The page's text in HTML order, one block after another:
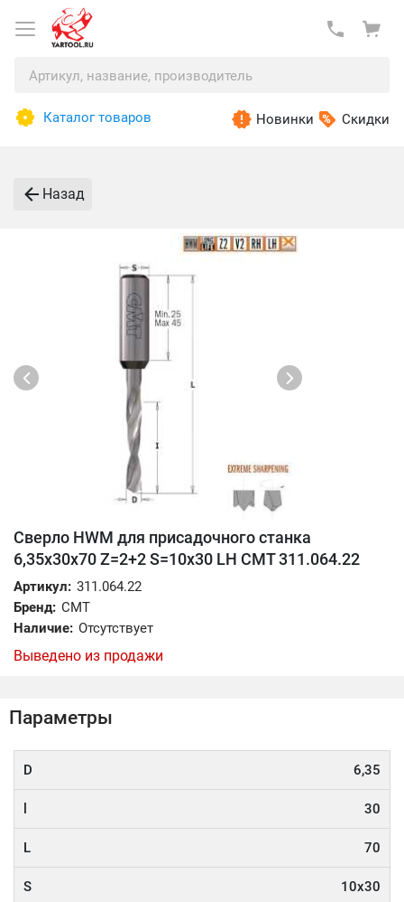
Каталог товаров Новинки Скидки
Назад
Сверло HWM для присадочного станка
6,35x30x70 Z=2+2 S=10x30 LH CMT 311.064.22
Артикул: 311.064.22
Бренд: CMT
Наличие: Отсутствует
Выведено из продажи
Параметры
D 6,35
30
L 70
S 10x30